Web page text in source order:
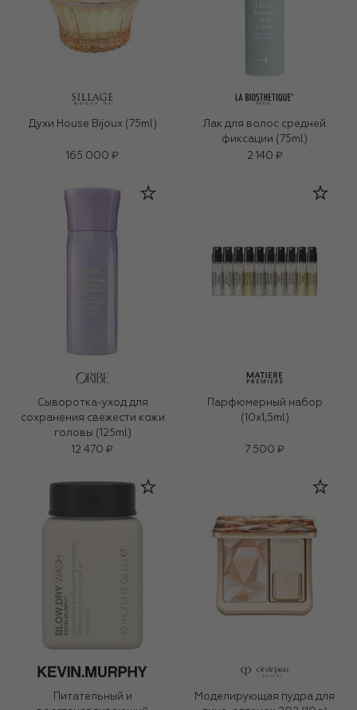
Духи House Bijoux (75ml)
165 000 ₽
Лак для волос средней
фиксации (75ml)
2 140 ₽
Сыворотка-уход для
сохранения свежести кожи
головы (125ml)
12 470 ₽
Парфюмерный набор
(10x1,5ml)
7 500 ₽
Питательный и
Моделирующая пудра для